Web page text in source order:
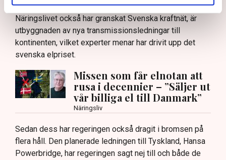
Ett område som debatterats flitigt, och där Tidningen
Näringslivet också har granskat Svenska kraftnät, är
utbyggnaden av nya transmissionsledningar till
kontinenten, vilket experter menar har drivit upp det
svenska elpriset.
Missen som får elnotan att
rusa i decennier – ”Säljer ut
vår billiga el till Danmark”
Näringsliv
Sedan dess har regeringen också dragit i bromsen på
flera håll. Den planerade ledningen till Tyskland, Hansa
Powerbridge, har regeringen sagt nej till och både de